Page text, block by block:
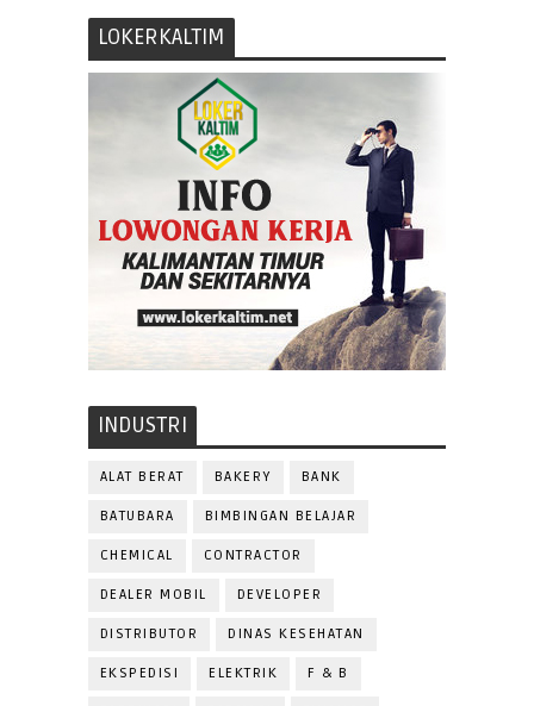
LOKERKALTIM
INDUSTRI
ALAT BERAT BAKERY BANK
BATUBARA BIMBINGAN BELAJAR
CHEMICAL CONTRACTOR
DEALER MOBIL DEVELOPER
DISTRIBUTOR DINAS KESEHATAN
EKSPEDISI ELEKTRIK F & B